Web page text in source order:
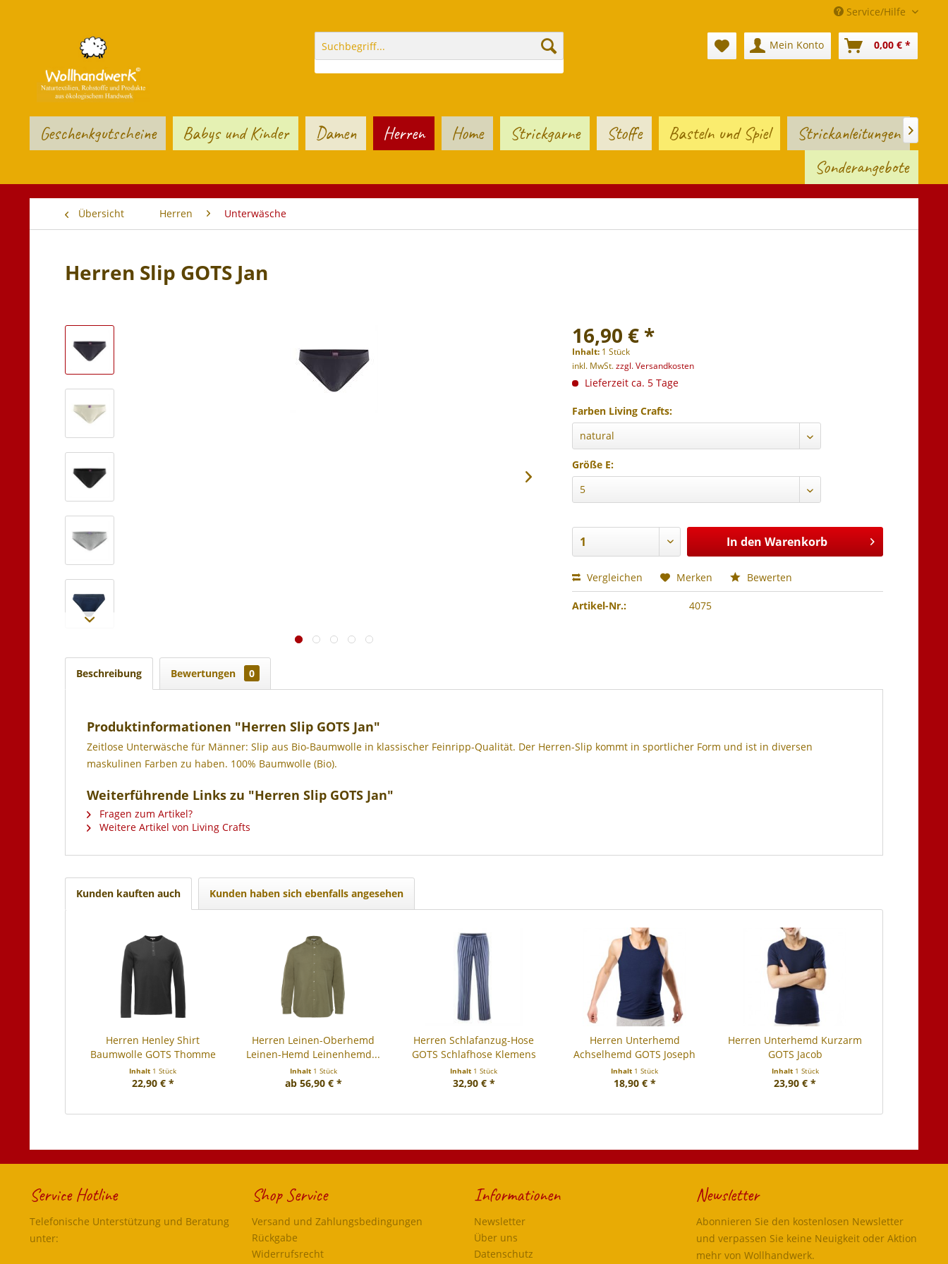
Service/Hilfe
Mein Konto 0,00 € *
Geschenkgutscheine Babys und Kinder Damen Herren Home Strickgarne Stoffe Basteln und Spiel
Strickanleitungen
Sonderangebote

Übersicht Herren Unterwäsche
Herren Slip GOTS Jan
16,90 € *
Inhalt: 1 Stück
inkl. MwSt.zzgl. Versandkosten
Lieferzeit ca. 5 Tage
Farben Living Crafts:
Größe E:
In den Warenkorb
Vergleichen Merken Bewerten
Artikel-Nr.: 4075
Beschreibung Bewertungen 0
Produktinformationen "Herren Slip GOTS Jan"
Zeitlose Unterwäsche für Männer: Slip aus Bio-Baumwolle in klassischer Feinripp-Qualität. Der Herren-Slip kommt in sportlicher Form und ist in diversen
maskulinen Farben zu haben. 100% Baumwolle (Bio).
Weiterführende Links zu "Herren Slip GOTS Jan"
Fragen zum Artikel?
Weitere Artikel von Living Crafts
Kunden kauften auch Kunden haben sich ebenfalls angesehen
Herren Henley Shirt
Baumwolle GOTS Thomme
Inhalt 1 Stück
22,90 € *
Herren Leinen-Oberhemd
Leinen-Hemd Leinenhemd...
Inhalt 1 Stück
ab 56,90 € *
Herren Schlafanzug-Hose
GOTS Schlafhose Klemens
Inhalt 1 Stück
32,90 € *
Herren Unterhemd
Achselhemd GOTS Joseph
Inhalt 1 Stück
18,90 € *
Herren Unterhemd Kurzarm
GOTS Jacob
Inhalt 1 Stück
23,90 € *
Service Hotline
Telefonische Unterstützung und Beratung
unter:
Shop Service
Versand und Zahlungsbedingungen
Rückgabe
Widerrufsrecht
Informationen
Newsletter
Über uns
Datenschutz
Newsletter
Abonnieren Sie den kostenlosen Newsletter
und verpassen Sie keine Neuigkeit oder Aktion
mehr von Wollhandwerk.